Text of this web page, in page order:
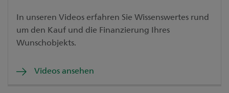
In unseren Videos erfahren Sie Wissenswertes rund
um den Kauf und die Finanzierung Ihres
Wunschobjekts.
Videos ansehen